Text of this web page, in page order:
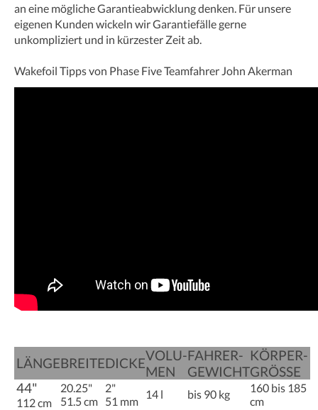
an eine mögliche Garantieabwicklung denken. Für unsere
eigenen Kunden wickeln wir Garantiefälle gerne
unkompliziert und in kürzester Zeit ab.
Wakefoil Tipps von Phase Five Teamfahrer John Akerman
LÄNGEBREITEDICKEVOLU­
MEN
FAHRER­
GEWICHT
KÖRPER­
GRÖSSE
44"
112 cm
20.25"
51.5 cm
2"
51 mm
14 l bis 90 kg
160 bis 185
cm